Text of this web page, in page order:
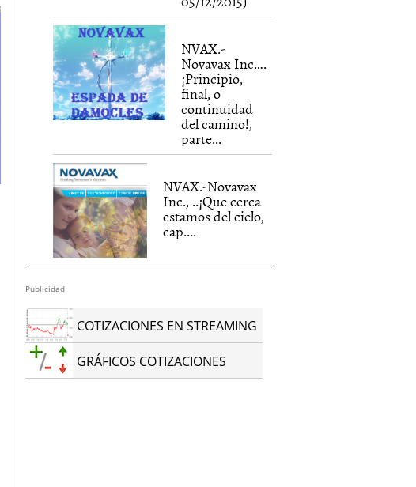
NVAX.-
Novavax Inc….
¡Principio,
final, o
continuidad
del camino!,
parte...
NVAX.-Novavax
Inc., ..¡Que cerca
estamos del cielo,
cap....
Publicidad
COTIZACIONES EN STREAMING
GRÁFICOS COTIZACIONES